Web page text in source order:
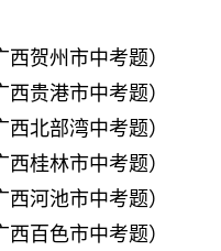
贺州市中考题）
贵港市中考题）
北部湾中考题）
桂林市中考题）
河池市中考题）
百色市中考题）